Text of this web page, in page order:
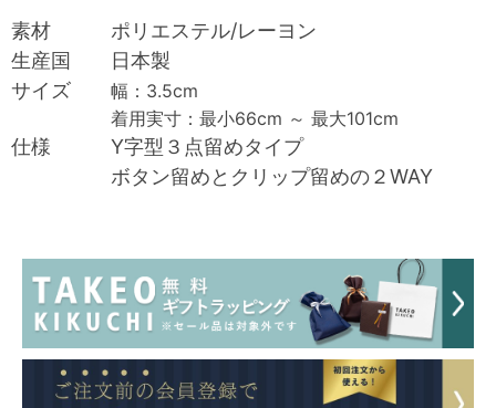
素材 ポリエステル/レーヨン
生産国 日本製
サイズ 幅：3.5cm
着用実寸：最小66cm ～ 最大101cm
仕様 Y字型３点留めタイプ
ボタン留めとクリップ留めの２WAY